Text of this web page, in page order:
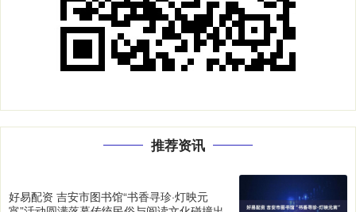
推荐资讯
好易配资 吉安市图书馆“书香寻珍·灯映元